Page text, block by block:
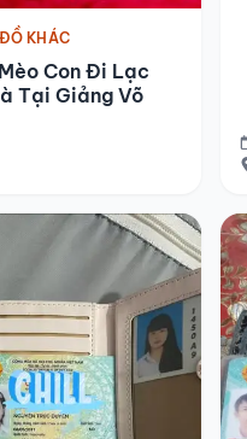
KHÁC
Con Đi Lạc
Tại Giảng Võ